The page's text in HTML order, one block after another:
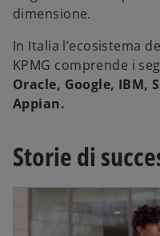
dimensione.
In Italia l’ecosistema
KPMG comprende i
Oracle, Google, IBM,
Appian.
Storie di